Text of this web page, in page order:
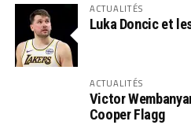
ACTUALITÉS
Luka Doncic et
ACTUALITÉS
Victor
Cooper Flagg